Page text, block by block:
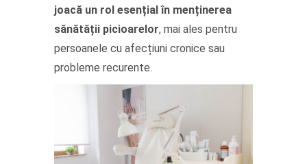
joacă un rol esențial în menținerea
sănătății picioarelor, mai ales pentru
persoanele cu afecțiuni cronice sau
probleme recurente.